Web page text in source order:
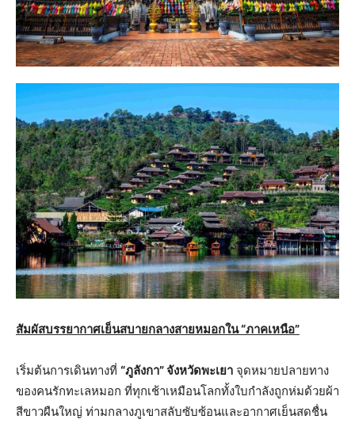
สัมผัสบรรยากาศเย็นสบายกลางสายหมอกใน “ภาคเหนือ”
เริ่มต้นการเดินทางที่ “ภูลังกา” จังหวัดพะเยา จุดหมายปลายทาง
ของคนรักทะเลหมอก ที่ทุกเช้าเหมือนโลกทั้งใบกำลังถูกห่มด้วยผ้า
สีขาวผืนใหญ่ ท่ามกลางภูเขาสลับซับซ้อนและอากาศเย็นสดชื่น